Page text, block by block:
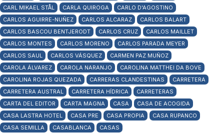
CARL MIKAEL STÅL
CARLA QUIROGA
CARLO D'AGOSTINO
CARLOS AGUIRRE-NUÑEZ
CARLOS ALCARAZ
CARLOS BALART
CARLOS BASCOU BENTJERODT
CARLOS CRUZ
CARLOS MAILLET
CARLOS MONTES
CARLOS MORENO
CARLOS PARADA MEYER
CARLOS SAUL
CARLOS VÁSQUEZ
CARMEN PAZ MUÑOZ
CAROLA ÁLVAREZ
CAROLA NARANJO
CAROLINA MATTHEI DA BOVE
CAROLINA ROJAS QUEZADA
CARRERAS CLANDESTINAS
CARRETERA
CARRETERA AUSTRAL
CARRETERA HÍDRICA
CARRETERAS
CARTA DEL EDITOR
CARTA MAGNA CASA
CASA DE ACOGIDA
CASA LASTRA HOTEL
CASA PRE CASA PROPIA
CASA RUPANCO
CASA SEMILLA
CASABLANCA
CASAS